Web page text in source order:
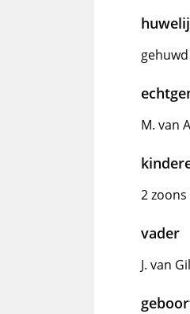
M. van
2
vader
J. van